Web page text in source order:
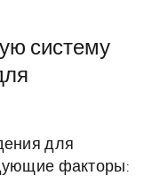
систему
для
факторы: